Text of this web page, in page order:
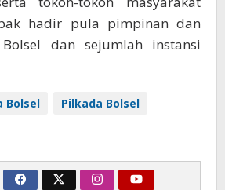
hadir pula pimpinan dan
Bolsel dan sejumlah instansi
Bolsel Pilkada Bolsel